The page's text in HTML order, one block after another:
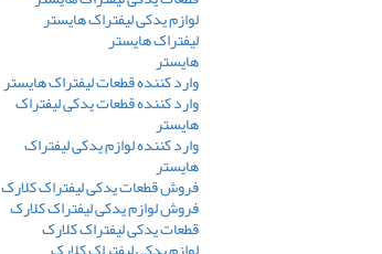
لوازم یدکی لیفتراک هایستر
لیفتراک هایستر
هایستر
وارد کننده قطعات لیفتراک هایستر
وارد کننده قطعات یدکی لیفتراک
هایستر
وارد کننده لوازم یدکی لیفتراک
هایستر
فروش قطعات یدکی لیفتراک کلارک
فروش لوازم یدکی لیفتراک کلارک
قطعات یدکی لیفتراک کلارک